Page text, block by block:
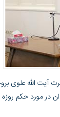
الله علوی
در مورد حکم